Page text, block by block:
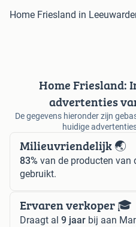
Home Friesland in
Home Friesland:
advertenties
De gegevens hieronder zijn
huidige
Milieuvriendelijk 🌏
83% van de producten van
gebruikt.
Ervaren verkoper 🎓
Draagt al 9 jaar bij aan